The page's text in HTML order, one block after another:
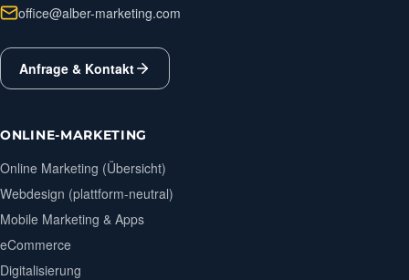
office@alber-marketing.com
Anfrage & Kontakt
ONLINE-MARKETING
Online Marketing (Übersicht)
Webdesign (plattform-neutral)
Mobile Marketing & Apps
eCommerce
Digitalisierung